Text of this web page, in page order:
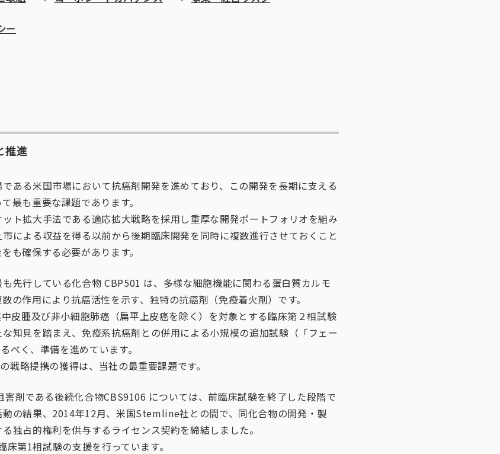
ー
推進
ある米国市場において抗癌剤開発を進めており、この開発を長期に支える
最も重要な課題であります。
ト拡大手法である適応拡大戦略を採用し重厚な開発ポートフォリオを組み
による収益を得る以前から後期臨床開発を同時に複数進行させておくこと
も確保する必要があります。
先行している化合物 CBP501 は、多様な細胞機能に関わる蛋白質カルモ
の作用により抗癌活性を示す、独特の抗癌剤（免疫着火剤）です。
皮腫及び非小細胞肺癌（扁平上皮癌を除く）を対象とする臨床第２相試験
知見を踏まえ、免疫系抗癌剤との併用による小規模の追加試験（「フェー
べく、準備を進めています。
戦略提携の獲得は、当社の最重要課題です。
害剤である後続化合物CBS9106 については、前臨床試験を終了した段階で
の結果、2014年12月、米国Stemline社との間で、同化合物の開発・製
独占的権利を供与するライセンス契約を締結しました。
第1相試験の支援を行っています。